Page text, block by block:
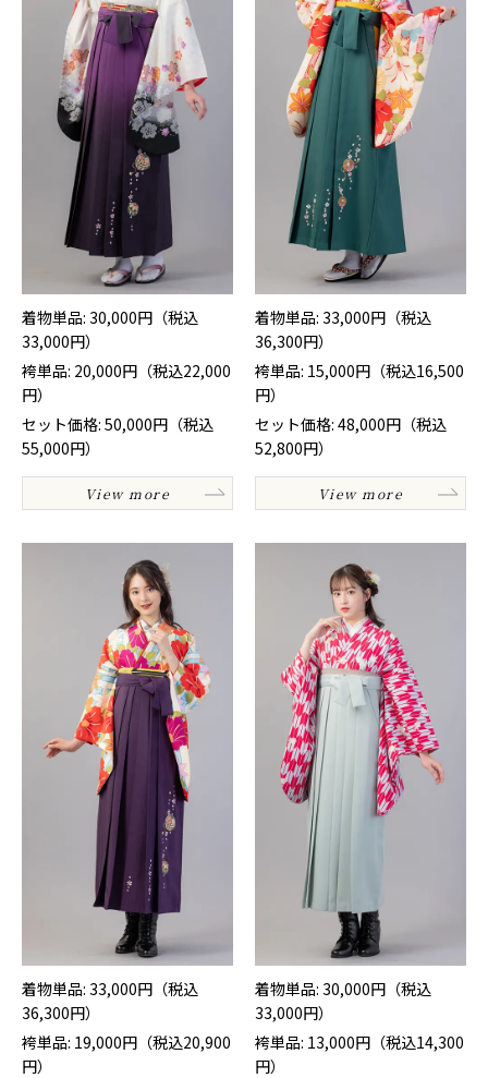
着物単品: 30,000円（税込
33,000円）
袴単品: 20,000円（税込22,000
円）
セット価格: 50,000円（税込
55,000円）
View more
着物単品: 33,000円（税込
36,300円）
袴単品: 15,000円（税込16,500
円）
セット価格: 48,000円（税込
52,800円）
View more
着物単品: 33,000円（税込
36,300円）
袴単品: 19,000円（税込20,900
円）
着物単品: 30,000円（税込
33,000円）
袴単品: 13,000円（税込14,300
円）